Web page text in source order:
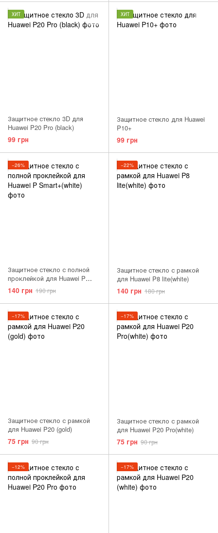
ХИТ
Защитное стекло 3D для
Huawei P20 Pro (black)
99 грн
ХИТ
Защитное стекло для Huawei
P10+
99 грн
−26%
Защитное стекло с полной
проклейкой для Huawei P
Smart+(white)
140 грн 190 грн
−22%
Защитное стекло с рамкой
для Huawei P8 lite(white)
140 грн 180 грн
−17%
Защитное стекло с рамкой
для Huawei P20 (gold)
75 грн 90 грн
−17%
Защитное стекло с рамкой
для Huawei P20 Pro(white)
75 грн 90 грн
−12% −17%